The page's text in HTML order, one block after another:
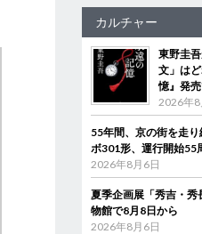
カルチャー
東野圭
文」は
憶』発
2026年8
55年間、京の街を走
ボ301形、運行開始55
2026年8月6日
夏季企画展「秀吉・
物館で8月8日から
2026年8月6日